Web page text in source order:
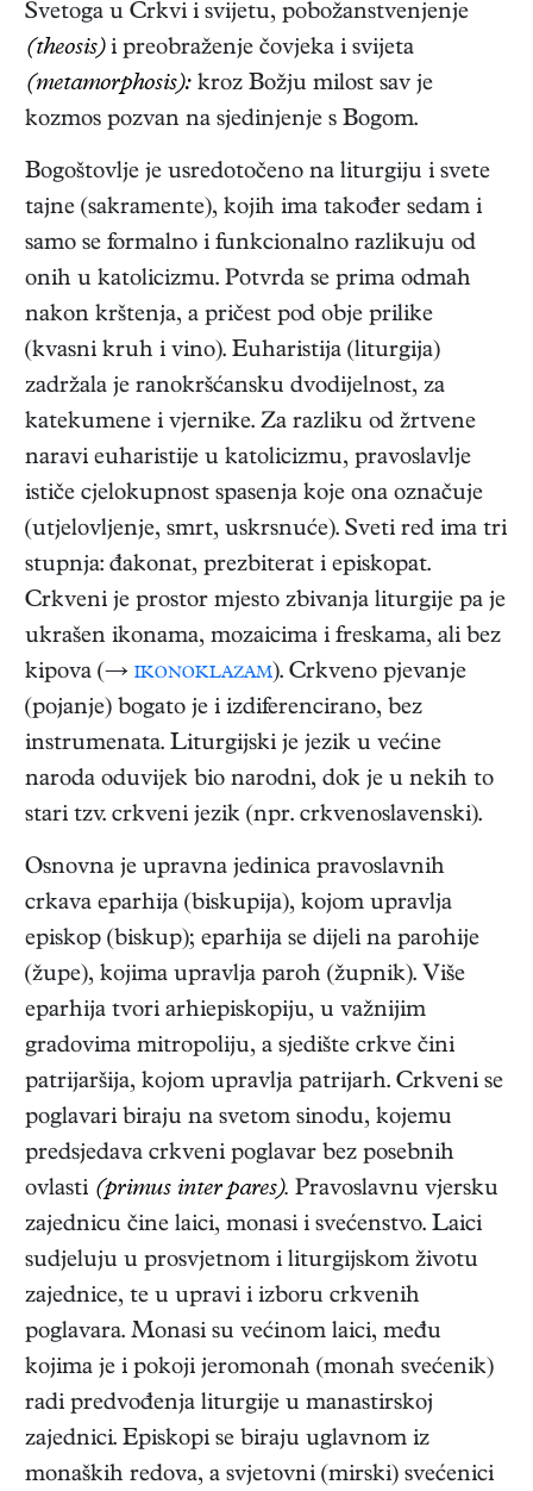
Svetoga u Crkvi i svijetu, pobožanstvenjenje
(theosis)i preobraženje čovjeka i svijeta
(metamorphosis): kroz Božju milost sav je
kozmos pozvan na sjedinjenje s Bogom.
Bogoštovlje je usredotočeno na liturgiju i svete
tajne (sakramente), kojih ima također sedam i
samo se formalno i funkcionalno razlikuju od
onih u katolicizmu. Potvrda se prima odmah
nakon krštenja, a pričest pod obje prilike
(kvasni kruh i vino). Euharistija (liturgija)
zadržala je ranokršćansku dvodijelnost, za
katekumene i vjernike. Za razliku od žrtvene
naravi euharistije u katolicizmu, pravoslavlje
ističe cjelokupnost spasenja koje ona označuje
(utjelovljenje, smrt, uskrsnuće). Sveti red ima tri
stupnja: đakonat, prezbiterat i episkopat.
Crkveni je prostor mjesto zbivanja liturgije pa je
ukrašen ikonama, mozaicima i freskama, ali bez
kipova (→ ikonoklazam). Crkveno pjevanje
(pojanje) bogato je i izdiferencirano, bez
instrumenata. Liturgijski je jezik u većine
naroda oduvijek bio narodni, dok je u nekih to
stari tzv. crkveni jezik (npr. crkvenoslavenski).
Osnovna je upravna jedinica pravoslavnih
crkava eparhija (biskupija), kojom upravlja
episkop (biskup); eparhija se dijeli na parohije
(župe), kojima upravlja paroh (župnik). Više
eparhija tvori arhiepiskopiju, u važnijim
gradovima mitropoliju, a sjedište crkve čini
patrijaršija, kojom upravlja patrijarh. Crkveni se
poglavari biraju na svetom sinodu, kojemu
predsjedava crkveni poglavar bez posebnih
ovlasti (primus inter pares). Pravoslavnu vjersku
zajednicu čine laici, monasi i svećenstvo. Laici
sudjeluju u prosvjetnom i liturgijskom životu
zajednice, te u upravi i izboru crkvenih
poglavara. Monasi su većinom laici, među
kojima je i pokoji jeromonah (monah svećenik)
radi predvođenja liturgije u manastirskoj
zajednici. Episkopi se biraju uglavnom iz
monaških redova, a svjetovni (mirski) svećenici